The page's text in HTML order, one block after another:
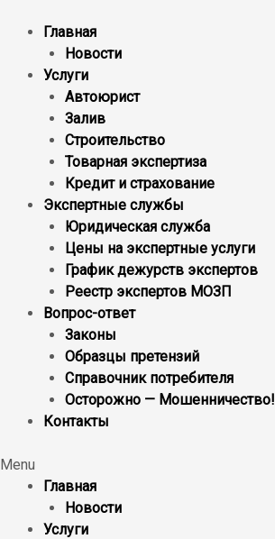
Главная
Новости
Услуги
Автоюрист
Залив
Строительство
Товарная экспертиза
Кредит и страхование
Экспертные службы
Юридическая служба
Цены на экспертные услуги
График дежурств экспертов
Реестр экcпертов МОЗП
Вопрос-ответ
Законы
Образцы претензий
Справочник потребителя
Осторожно — Мошенничество!
Контакты
Menu
Главная
Новости
Услуги